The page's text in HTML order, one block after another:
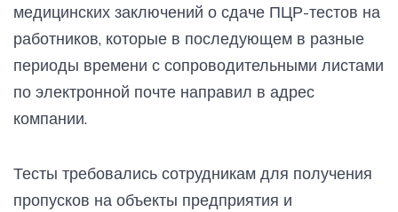
медицинских заключений о сдаче ПЦР-тестов на
работников, которые в последующем в разные
периоды времени с сопроводительными листами
по электронной почте направил в адрес
компании.
Тесты требовались сотрудникам для получения
пропусков на объекты предприятия и